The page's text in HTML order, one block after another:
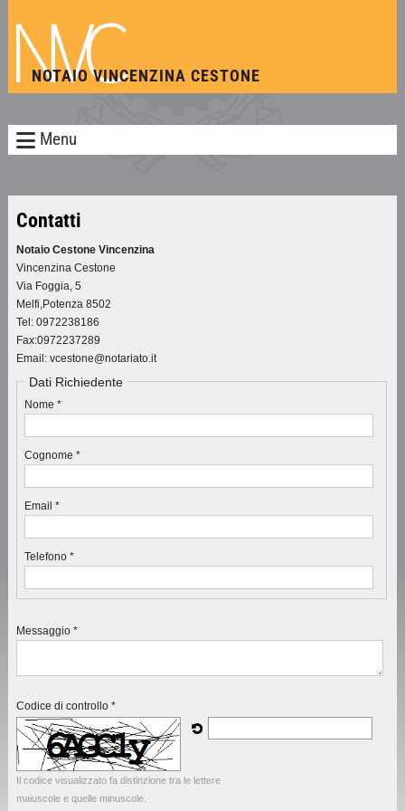
NOTAIO VINCENZINA CESTONE
Menu
Contatti
Notaio Cestone Vincenzina
Vincenzina Cestone
Via Foggia, 5
Melfi,Potenza 8502
Tel: 0972238186
Fax:0972237289
Email: vcestone@notariato.it
Dati Richiedente
Nome *
Cognome *
Email *
Telefono *
Messaggio *
Codice di controllo *
Il codice visualizzato fa distinzione tra le lettere
maiuscole e quelle minuscole.